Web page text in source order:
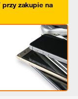
przy zakupie na